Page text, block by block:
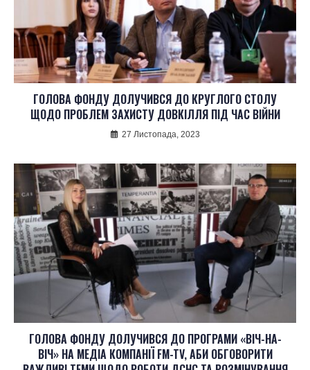
ГОЛОВА ФОНДУ ДОЛУЧИВСЯ ДО КРУГЛОГО СТОЛУ
ЩОДО ПРОБЛЕМ ЗАХИСТУ ДОВКІЛЛЯ ПІД ЧАС ВІЙНИ
27 Листопада, 2023
ГОЛОВА ФОНДУ ДОЛУЧИВСЯ ДО ПРОГРАМИ «ВІЧ-НА-
ВІЧ» НА МЕДІА КОМПАНІЇ FM-TV, АБИ ОБГОВОРИТИ